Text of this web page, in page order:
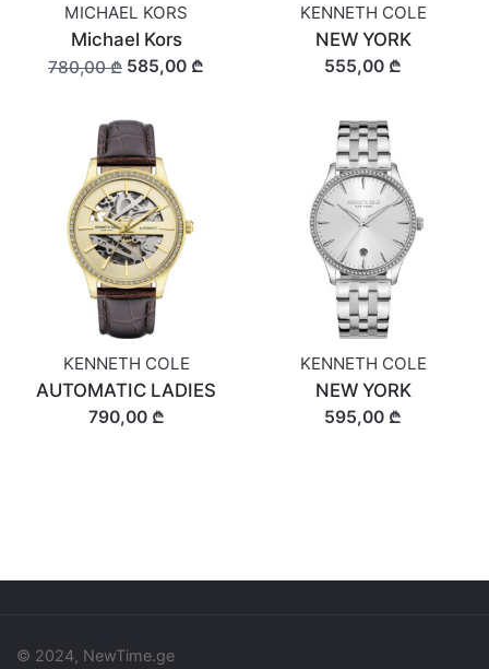
MICHAEL KORS
Michael Kors
780,00 ₾ 585,00 ₾
KENNETH COLE
NEW YORK
555,00 ₾
KENNETH COLE
AUTOMATIC LADIES
790,00 ₾
KENNETH COLE
NEW YORK
595,00 ₾
© 2024, NewTime.ge